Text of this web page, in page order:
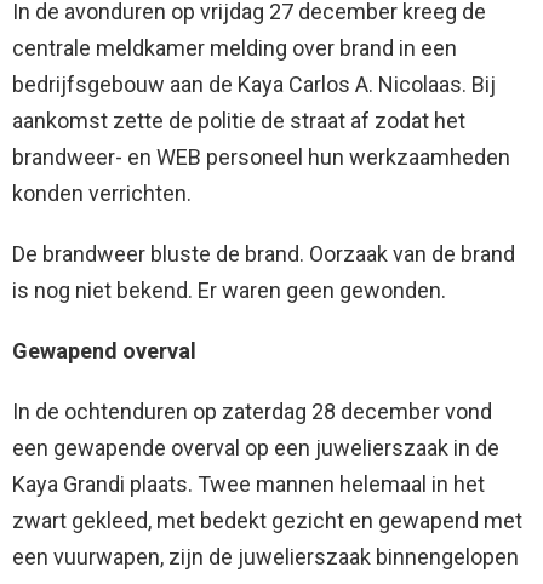
In de avonduren op vrijdag 27 december kreeg de
centrale meldkamer melding over brand in een
bedrijfsgebouw aan de Kaya Carlos A. Nicolaas. Bij
aankomst zette de politie de straat af zodat het
brandweer- en WEB personeel hun werkzaamheden
konden verrichten.
De brandweer bluste de brand. Oorzaak van de brand
is nog niet bekend. Er waren geen gewonden.
Gewapend overval
In de ochtenduren op zaterdag 28 december vond
een gewapende overval op een juwelierszaak in de
Kaya Grandi plaats. Twee mannen helemaal in het
zwart gekleed, met bedekt gezicht en gewapend met
een vuurwapen, zijn de juwelierszaak binnengelopen